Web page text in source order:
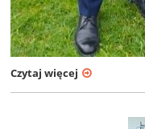
Czytaj więcej